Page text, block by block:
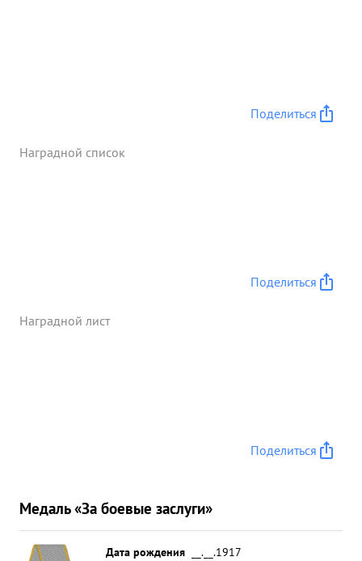
Поделиться
Наградной список
Поделиться
Наградной лист
Поделиться
Медаль «За боевые заслуги»
Дата рождения
__.__.1917